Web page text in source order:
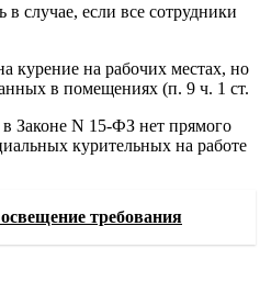
случае, если все сотрудники
курение на рабочих местах, но
в помещениях (п. 9 ч. 1 ст.
Законе N 15-ФЗ нет прямого
курительных на работе
требования